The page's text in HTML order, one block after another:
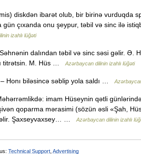
diskdən ibarət olub, bir birinə vurduqda
çıxanda onu şeypur, təbil və sinc ilə
izahlı lüğəti
dalından təbil və sinc səsi gəlir. Ə.
titrətsin. M. Hüs …
Azərbaycan dilinin izahlı lüğəti
Honı biləsincə səblip yola saldı …
imam Hüseynin qətli
qoparma mərasimi (sözün əsli «Şah,
Şaxseyvaxsey… …
Azərbaycan dilinin izahlı
Technical Support Advertising